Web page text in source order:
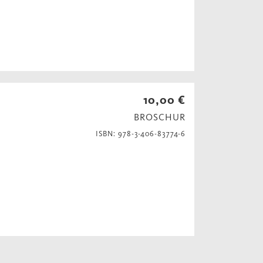
10,00 €
BROSCHUR
ISBN: 978-3-406-83774-6